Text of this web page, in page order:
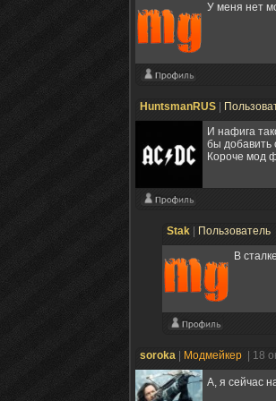
У меня нет
HuntsmanRUS
И нафига
бы добавить
Короче мод
Stak Пользователь
В
soroka Модмейкер | 18
А, я сейчас